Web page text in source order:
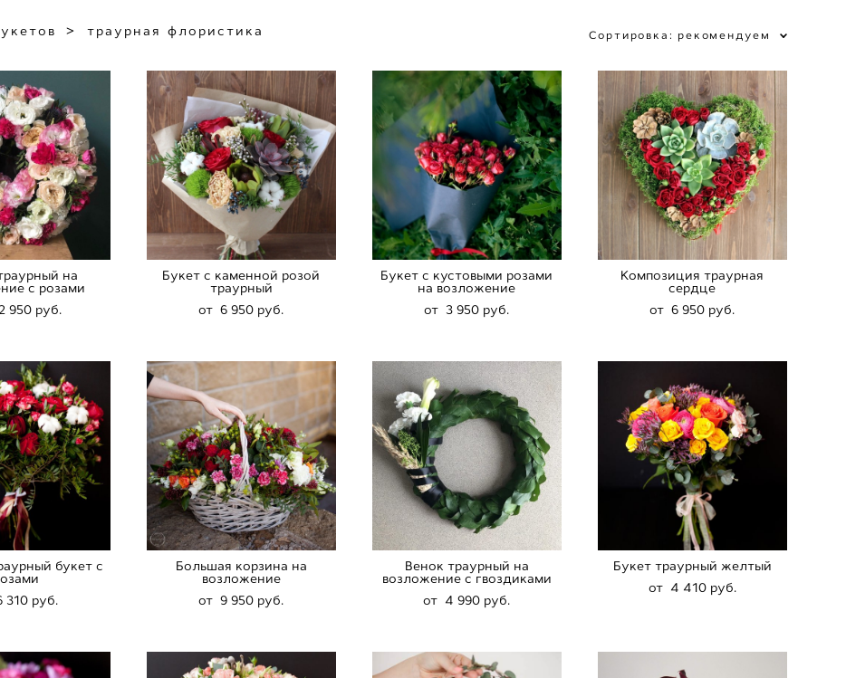
> траурная флористика Сортировка: рекомендуем
на
с розами
950 pуб.
Букет с каменной розой
траурный
от 6 950 pуб.
Букет с кустовыми розами
на возложение
от 3 950 pуб.
Композиция траурная
сердце
от 6 950 pуб.
букет с
310 pуб.
Большая корзина на
возложение
от 9 950 pуб.
Венок траурный на
возложение с гвоздиками
от 4 990 pуб.
Букет траурный желтый
от 4 410 pуб.